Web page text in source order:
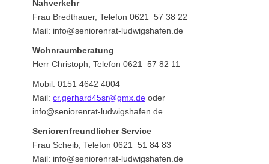
Nahverkehr
Frau Bredthauer, Telefon 0621 57 38 22
Mail: info@seniorenrat-ludwigshafen.de
Wohnraumberatung
Herr Christoph, Telefon 0621 57 82 11
Mobil: 0151 4642 4004
Mail: cr.gerhard45sr@gmx.de oder
info@seniorenrat-ludwigshafen.de
Seniorenfreundlicher Service
Frau Scheib, Telefon 0621 51 84 83
Mail: info@seniorenrat-ludwigshafen.de